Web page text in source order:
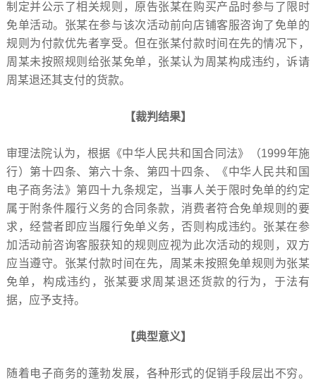
制定并公示了相关规则，原告张某在购买产品时参与了限时
免单活动。张某在参与该次活动前向店铺客服咨询了免单的
规则为付款优先者享受。但在张某付款时间在先的情况下，
周某未按照规则给张某免单，张某认为周某构成违约，诉请
周某退还其支付的货款。
【裁判结果】
审理法院认为，根据《中华人民共和国合同法》（1999年施
行）第十四条、第六十条、第四十四条、《中华人民共和国
电子商务法》第四十九条规定，当事人关于限时免单的约定
属于附条件履行义务的合同条款，消费者符合免单规则的要
求，经营者即应当履行免单义务，否则构成违约。张某在参
加活动前咨询客服获知的规则应视为此次活动的规则，双方
应当遵守。张某付款时间在先，周某未按照免单规则为张某
免单，构成违约，张某要求周某退还货款的行为，于法有
据，应予支持。
【典型意义】
随着电子商务的蓬勃发展，各种形式的促销手段层出不穷。